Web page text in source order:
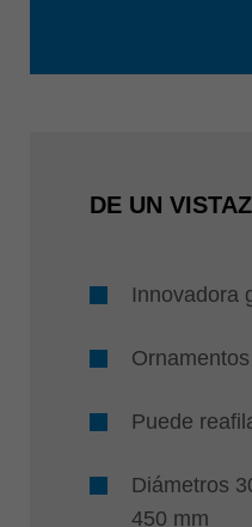
DE UN
Innovadora
Puede
Diámetros
450 mm